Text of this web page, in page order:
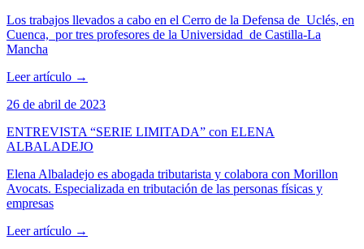
Los trabajos llevados a cabo en el Cerro de la Defensa de Uclés, en
Cuenca, por tres profesores de la Universidad de Castilla-La
Mancha
Leer artículo →
26 de abril de 2023
ENTREVISTA “SERIE LIMITADA” con ELENA
ALBALADEJO
Elena Albaladejo es abogada tributarista y colabora con Morillon
Avocats. Especializada en tributación de las personas físicas y
empresas
Leer artículo →